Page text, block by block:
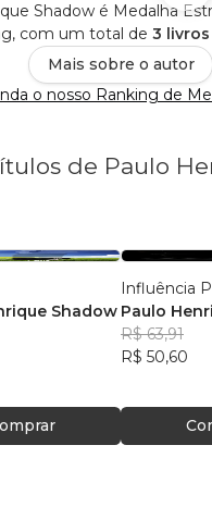
Shadow é Medalha
com um total de 3
Mais sobre o autor
o nosso Ranking de
de Paulo
Shadow
Influência
Paulo
R$ 63,91
R$ 50,60